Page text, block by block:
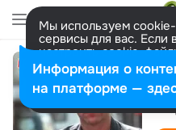
Мы используем
сервисы для вас. Если
настроить cookie-
представитель.
Разрешить все
Информация о
на платформе —